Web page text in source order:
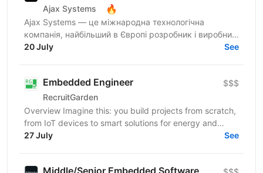
Ajax Systems 🔥
Ajax Systems — це міжнародна технологічна
компанія, найбільший в Європі розробник і виробник
систем безпеки Ajax із можливостями розумного
20 July See
Embedded Engineer
RecruitGarden
$$$
Overview Imagine this: you build projects from scratch,
from IoT devices to smart solutions for energy and
security. We’re looking for an Embedded Engineer....
27 July See
Middle/Senior Embedded Software